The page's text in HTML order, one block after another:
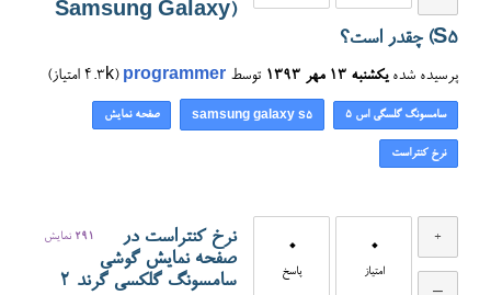
(Samsung Galaxy
S5) چقدر است؟
پرسیده شده یکشنبه ۱۳ مهر ۱۳۹۳ توسط programmer
(
4.3k امتیاز)
سامسونگ گلسگی اس ۵ samsung galaxy s5 صفحه نمایش
نرخ کنتراست
0
امتیاز
0
پاسخ
291 نمایش
نرخ کنتراست در
صفحه نمایش گوشی
سامسونگ گلکسی گرند 2